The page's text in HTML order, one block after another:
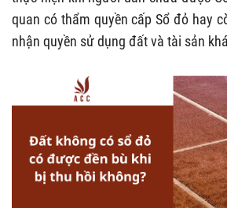
quan có thẩm quyền cấp Sổ đỏ hay
nhận quyền sử dụng đất và tài sản